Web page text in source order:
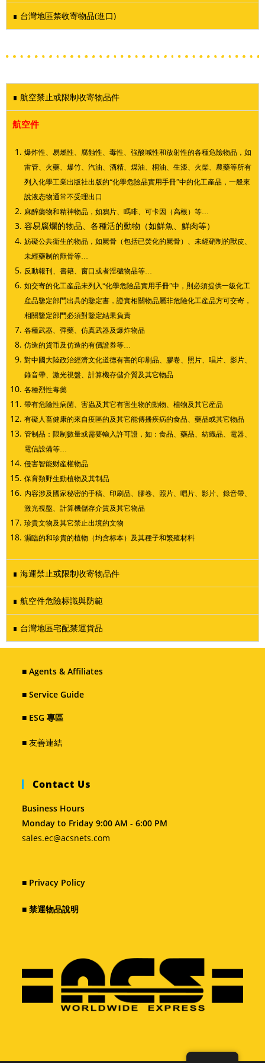
∎ 台灣地區禁收寄物品(進口)
∎ 航空禁止或限制收寄物品件
航空件
爆炸性、易燃性、腐蝕性、毒性、強酸堿性和放射性的各種危險物品，如
雷管、火藥、爆竹、汽油、酒精、煤油、桐油、生漆、火柴、農藥等所有
列入化學工業出版社出版的“化學危險品實用手冊”中的化工産品，一般來
說液态物通常不受理出口
麻醉藥物和精神物品，如鴉片、嗎啡、可卡因（高根）等…
容易腐爛的物品、各種活的動物（如鮮魚、鮮肉等）
妨礙公共衛生的物品，如屍骨（包括已焚化的屍骨）、未經硝制的獸皮、
未經藥制的獸骨等…
反動報刊、書籍、窗口或者淫穢物品等…
如交寄的化工産品未列入“化學危險品實用手冊”中，則必須提供一級化工
産品鑒定部門出具的鑒定書，證實相關物品屬非危險化工産品方可交寄，
相關鑒定部門必須對鑒定結果負責
各種武器、彈藥、仿真武器及爆炸物品
仿造的貨币及仿造的有價證券等…
對中國大陸政治經濟文化道德有害的印刷品、膠卷、照片、唱片、影片、
錄音帶、激光視盤、計算機存儲介質及其它物品
各種烈性毒藥
帶有危險性病菌、害蟲及其它有害生物的動物、植物及其它産品
有礙人畜健康的來自疫區的及其它能傳播疾病的食品、藥品或其它物品
管制品：限制數量或需要輸入許可證，如：食品、藥品、紡織品、電器、
電信設備等…
侵害智能财産權物品
保育類野生動植物及其制品
内容涉及國家秘密的手稿、印刷品、膠卷、照片、唱片、影片、錄音帶、
激光視盤、計算機儲存介質及其它物品
珍貴文物及其它禁止出境的文物
瀕臨的和珍貴的植物（均含标本）及其種子和繁殖材料
∎ 海運禁止或限制收寄物品件
∎ 航空件危險标識與防範
∎ 台灣地區宅配禁運貨品
■ Agents & Affiliates
■ Service Guide
■ ESG 專區
■ 友善連結
Contact Us
Business Hours
Monday to Friday 9:00 AM - 6:00 PM
sales.ec@acsnets.com
■ Privacy Policy
■禁運物品說明